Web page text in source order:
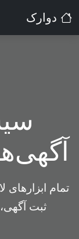
دوارک
تمام ابزارهای
ثبت